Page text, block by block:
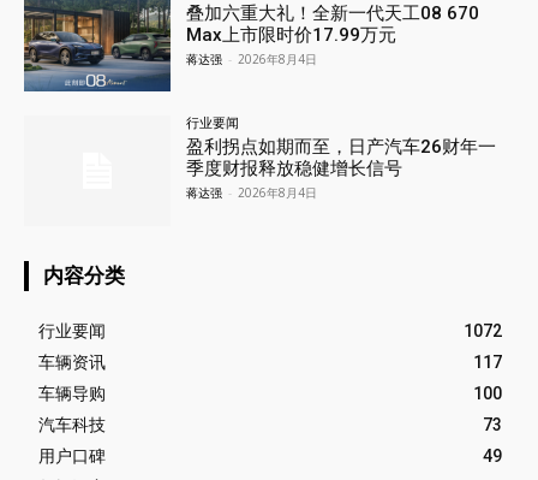
叠加六重大礼！全新一代天工08 670
Max上市限时价17.99万元
蒋达强 - 2026年8月4日
行业要闻
盈利拐点如期而至，日产汽车26财年一
季度财报释放稳健增长信号
蒋达强 - 2026年8月4日
内容分类
行业要闻
1072
车辆资讯
117
车辆导购
100
汽车科技
73
用户口碑
49